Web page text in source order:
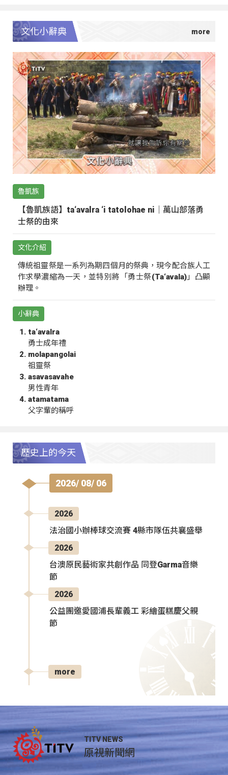
文化小辭典
魯凱族
【魯凱族語】ta‘avalra ‘i tatolohae ni｜萬山部落勇
士祭的由來
文化介紹
傳統祖靈祭是一系列為期四個月的祭典，現今配合族人工
作求學濃縮為一天，並特別將「勇士祭(Ta‘avala)」凸顯
辦理。
小辭典
ta‘avalra
勇士成年禮
molapangolai
祖靈祭
asavasavahe
男性青年
atamatama
父字輩的稱呼
歷史上的今天
2026/ 08/ 06
2026
法治國小辦棒球交流賽 4縣市隊伍共襄盛舉
2026
台澳原民藝術家共創作品 同登Garma音樂
節
2026
公益團邀愛國浦長輩義工 彩繪蛋糕慶父親
節
more
TITV NEWS
原視新聞網